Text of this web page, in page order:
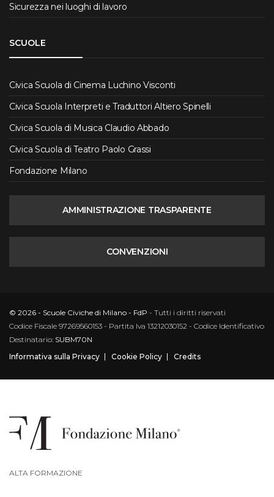
Sicurezza nei luoghi di lavoro
SCUOLE
Civica Scuola di Cinema Luchino Visconti
Civica Scuola Interpreti e Traduttori Altiero Spinelli
Civica Scuola di Musica Claudio Abbado
Civica Scuola di Teatro Paolo Grassi
Fondazione Milano
AMMINISTRAZIONE TRASPARENTE
CONVENZIONI
© 2026 - Scuole Civiche di Milano - FdP - Tutti i diritti riservati
Codice Fiscale 97269560153 - Partita Iva 13212030152 - Codice Identificativo
Destinatario: SUBM70N
Informativa sulla Privacy
Cookie Policy Credits
ALTA FORMAZIONE